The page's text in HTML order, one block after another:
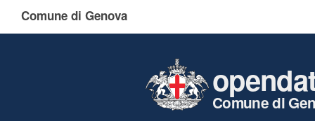
Comune di Genova
Comune di